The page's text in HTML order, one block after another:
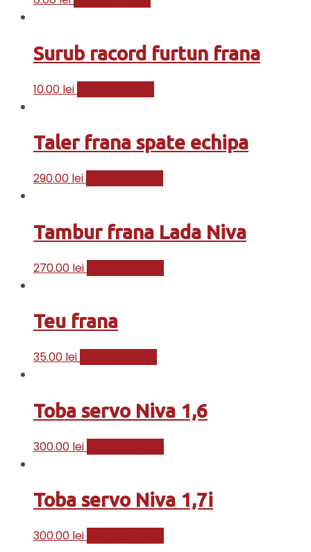
Surub racord furtun frana
10.00 lei
Taler frana spate echipa
290.00 lei
Tambur frana Lada Niva
270.00 lei
Teu frana
35.00 lei
Toba servo Niva 1,6
300.00 lei
Toba servo Niva 1,7i
300.00 lei